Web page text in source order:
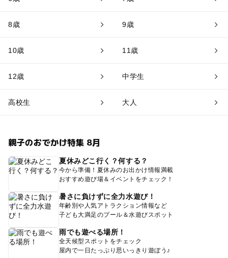
8歳 9歳
10歳 11歳
12歳 中学生
高校生 大人
親子のおでかけ特集 8月
夏休みどこ行く？何する？
今から準備！夏休みのお出かけ情報満載
おすすめ遊び場＆イベントをチェック！
暑さに負けずに全力水遊び！
年齢別や人気アトラクション情報など
子ども大満足のプール＆水遊びスポット
雨でも遊べる場所！
全天候型スポットをチェック
屋内で一日たっぷり思いっきり遊ぼう♪